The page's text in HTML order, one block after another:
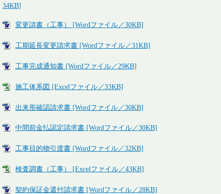
34KB]
変更請書（工事） [Wordファイル／30KB]
工期延長変更請求書 [Wordファイル／31KB]
工事完成通知書 [Wordファイル／29KB]
施工体系図 [Excelファイル／33KB]
出来形確認請求書 [Wordファイル／30KB]
中間前金払認定請求書 [Wordファイル／30KB]
工事目的物引渡書 [Wordファイル／32KB]
検査調書（工事） [Excelファイル／43KB]
契約保証金還付請求書 [Wordファイル／28KB]